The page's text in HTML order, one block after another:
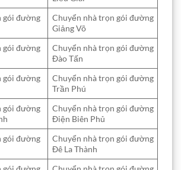
gói đường
Chuyển nhà trọn gói đường
Giảng Võ
gói đường
Chuyển nhà trọn gói đường
Đào Tấn
gói đường
Chuyển nhà trọn gói đường
Trần Phú
gói đường
Chuyển nhà trọn gói đường
Điện Biên Phủ
gói đường
Chuyển nhà trọn gói đường
Đê La Thành